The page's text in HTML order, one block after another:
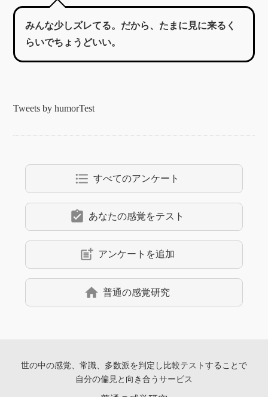
みんな少しズレてる。だから、たまに見に来るく
らいでちょうどいい。
Tweets by humorTest
format_list_bulleted すべてのアンケート
assignment_turned_in あなたの感覚をテスト
post_add アンケートを追加
home 普通の感覚研究
世の中の感覚、常識、多数派を判定し比較テストすることで
自分の偏見と向き合うサービス